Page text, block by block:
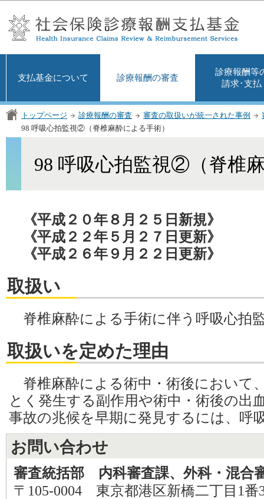
支払基金について 診療報酬の審査
診療報酬等
請求･支払
トップページ 診療報酬の審査 審査の取扱いが統一された事例
98 呼吸心拍監視②（脊椎麻酔による手術）
98 呼吸心拍監視②（脊椎
《平成２０年８月２５日新規》
《平成２２年５月２７日更新》
《平成２６年９月２２日更新》
取扱い
脊椎麻酔による手術に伴う呼吸心拍
取扱いを定めた理由
脊椎麻酔による術中・術後において
とく発生する副作用や術中・術後の出
事故の兆候を早期に発見するには、呼
お問い合わせ
審査統括部 内科審査課、外科・混合
〒105-0004 東京都港区新橋二丁目1番